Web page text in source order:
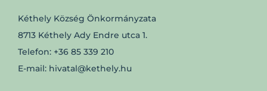
Kéthely Község Önkormányzata
8713 Kéthely Ady Endre utca 1.
Telefon: +36 85 339 210
E-mail: hivatal@kethely.hu